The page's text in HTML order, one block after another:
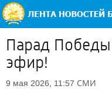
Парад
эфир!
9 мая 2026, 11:57 СМИ